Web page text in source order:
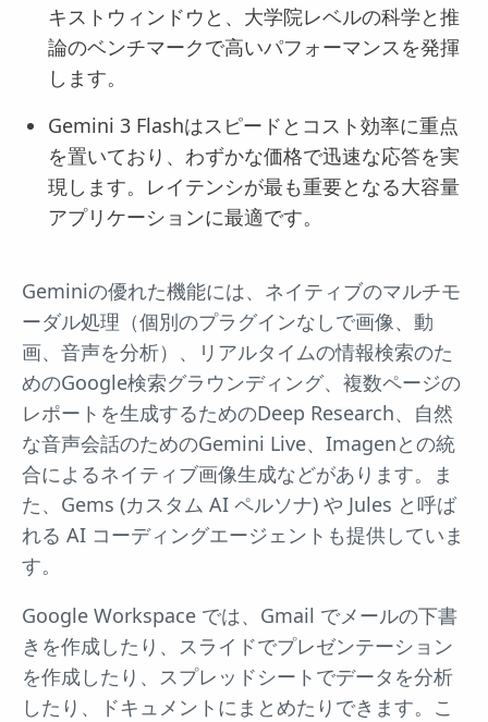
キストウィンドウと、大学院レベルの科学と推
論のベンチマークで高いパフォーマンスを発揮
します。
Gemini 3 Flashはスピードとコスト効率に重点
を置いており、わずかな価格で迅速な応答を実
現します。レイテンシが最も重要となる大容量
アプリケーションに最適です。
Geminiの優れた機能には、ネイティブのマルチモ
ーダル処理（個別のプラグインなしで画像、動
画、音声を分析）、リアルタイムの情報検索のた
めのGoogle検索グラウンディング、複数ページの
レポートを生成するためのDeep Research、自然
な音声会話のためのGemini Live、Imagenとの統
合によるネイティブ画像生成などがあります。ま
た、Gems (カスタム AI ペルソナ) や Jules と呼ば
れる AI コーディングエージェントも提供していま
す。
Google Workspace では、Gmail でメールの下書
きを作成したり、スライドでプレゼンテーション
を作成したり、スプレッドシートでデータを分析
したり、ドキュメントにまとめたりできます。こ